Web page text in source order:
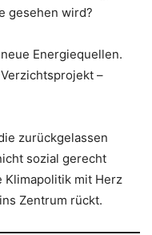
gesehen wird?
Energiequellen.
–
zurückgelassen
sozial gerecht
Klimapolitik mit Herz
Zentrum rückt.